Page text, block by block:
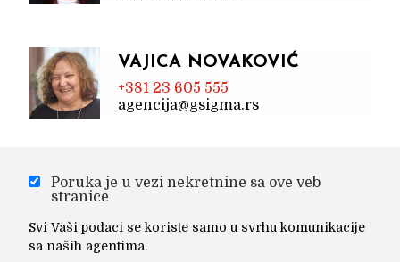
VAJICA NOVAKOVIĆ
+381 23 605 555
agencija@gsigma.rs
Poruka je u vezi nekretnine sa ove veb
stranice
Svi Vaši podaci se koriste samo u svrhu komunikacije
sa naših agentima.